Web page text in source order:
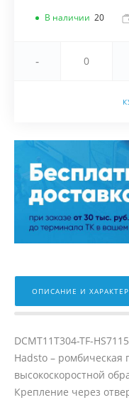
В наличии 20
-
ОПИСАНИЕ И
DCMT11T304-TF-
Hadsto – ромбическая
высокоскоростной
Крепление через